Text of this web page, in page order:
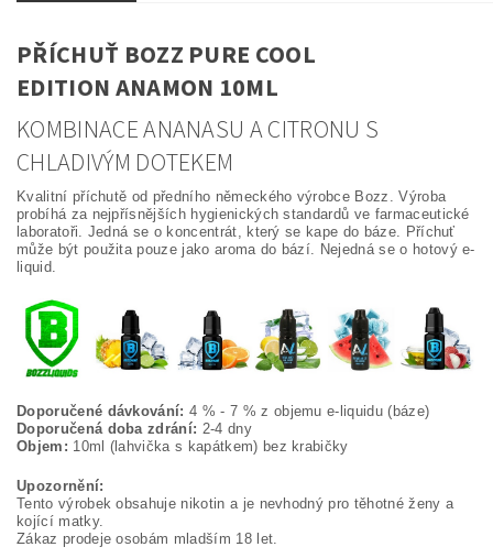
PŘÍCHUŤ BOZZ PURE COOL
EDITION ANAMON 10ML
KOMBINACE ANANASU A CITRONU S
CHLADIVÝM DOTEKEM
Kvalitní příchutě od předního německého výrobce Bozz. Výroba
probíhá za nejpřísnějších hygienických standardů ve farmaceutické
laboratoři. Jedná se o koncentrát, který se kape do báze. Příchuť
může být použita pouze jako aroma do bází. Nejedná se o hotový e-
liquid.
Doporučené dávkování: 4 % - 7 % z objemu e-liquidu (báze)
Doporučená doba zdrání: 2-4 dny
Objem: 10ml (lahvička s kapátkem) bez krabičky
Upozornění:
Tento výrobek obsahuje nikotin a je nevhodný pro těhotné ženy a
kojící matky.
Zákaz prodeje osobám mladším 18 let.